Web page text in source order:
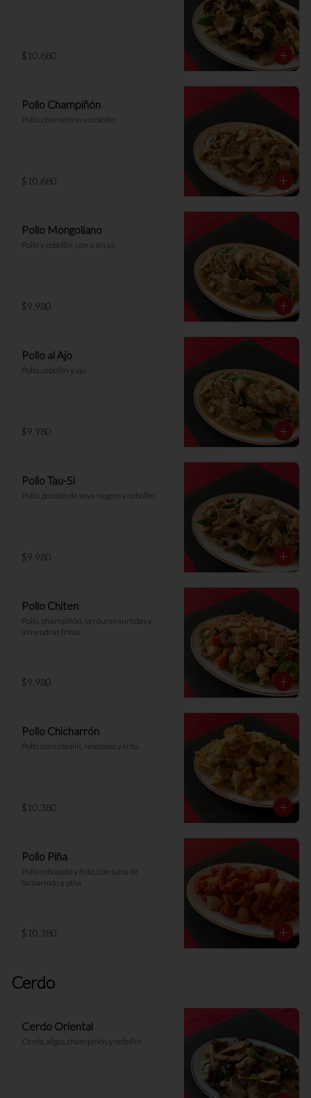
$10.680
Pollo Champiñón
Pollo, champiñón y cebollín
$10.680
Pollo Mongoliano
Pollo y cebollín, con o sin ají
$9.980
Pollo al Ajo
Pollo, cebollín y ajo
$9.980
Pollo Tau-Si
Pollo, porotos de soya negros y cebollín
$9.980
Pollo Chiten
Pollo, champiñón, verduras surtidas y
almendras fritas
$9.980
Pollo Chicharrón
Pollo con cebollín, rebozado y frito
$10.380
Pollo Piña
Pollo rebozado y frito, con salsa de
tamarindo y piña
$10.380
Cerdo
Cerdo Oriental
Cerdo, algas, champiñón y cebollín